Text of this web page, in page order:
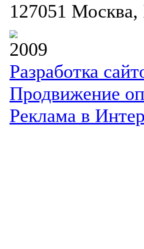
127051
2009
Разработка
Продвижение
Реклама в